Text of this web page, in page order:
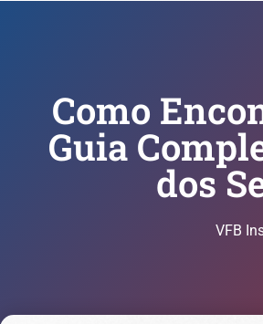
Como
Guia
dos
VFB